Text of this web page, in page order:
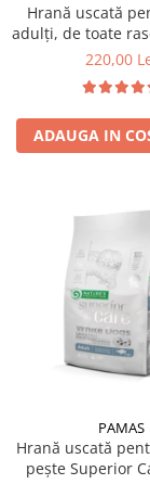
Hrană uscată
adulți, de toate
Vivo 10
220,00
ADAUGA IN
PAMAS
Hrană uscată
pește Superior